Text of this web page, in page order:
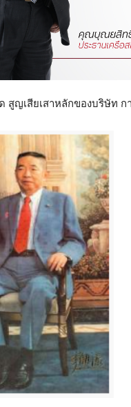
สูญเสียเสาหลักของบริษัท